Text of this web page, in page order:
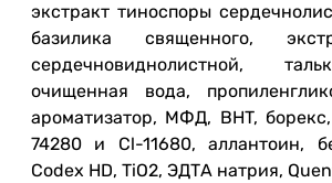
экстракт тиноспоры
базилика священного,
сердечновиднолистной,
очищенная вода,
ароматизатор, МФД, BHT,
74280 и Cl-11680, аллантоин,
Codex HD, TiO2, ЭДТА натрия,